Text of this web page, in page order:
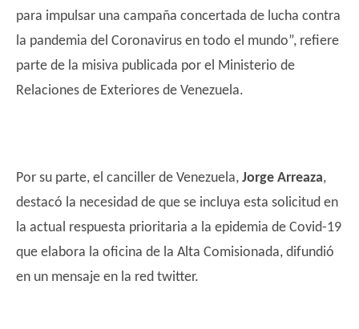
para impulsar una campaña concertada de lucha contra
la pandemia del Coronavirus en todo el mundo”, refiere
parte de la misiva publicada por el Ministerio de
Relaciones de Exteriores de Venezuela.
Por su parte, el canciller de Venezuela, Jorge Arreaza,
destacó la necesidad de que se incluya esta solicitud en
la actual respuesta prioritaria a la epidemia de Covid-19
que elabora la oficina de la Alta Comisionada, difundió
en un mensaje en la red twitter.